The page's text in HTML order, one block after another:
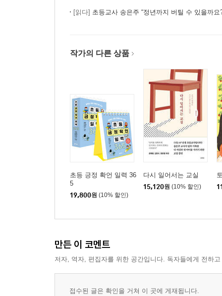
[읽다] 초등교사 송은주 “정년까지 버틸 수 있을까요
작가의 다른 상품
초등 긍정 확언 일력 36
5
19,800원 (10% 할인)
다시 일어서는 교실
15,120원 (10% 할인)
만든 이 코멘트
저자, 역자, 편집자를 위한 공간입니다. 독자들에게 전하
접수된 글은 확인을 거쳐 이 곳에 게재됩니다.